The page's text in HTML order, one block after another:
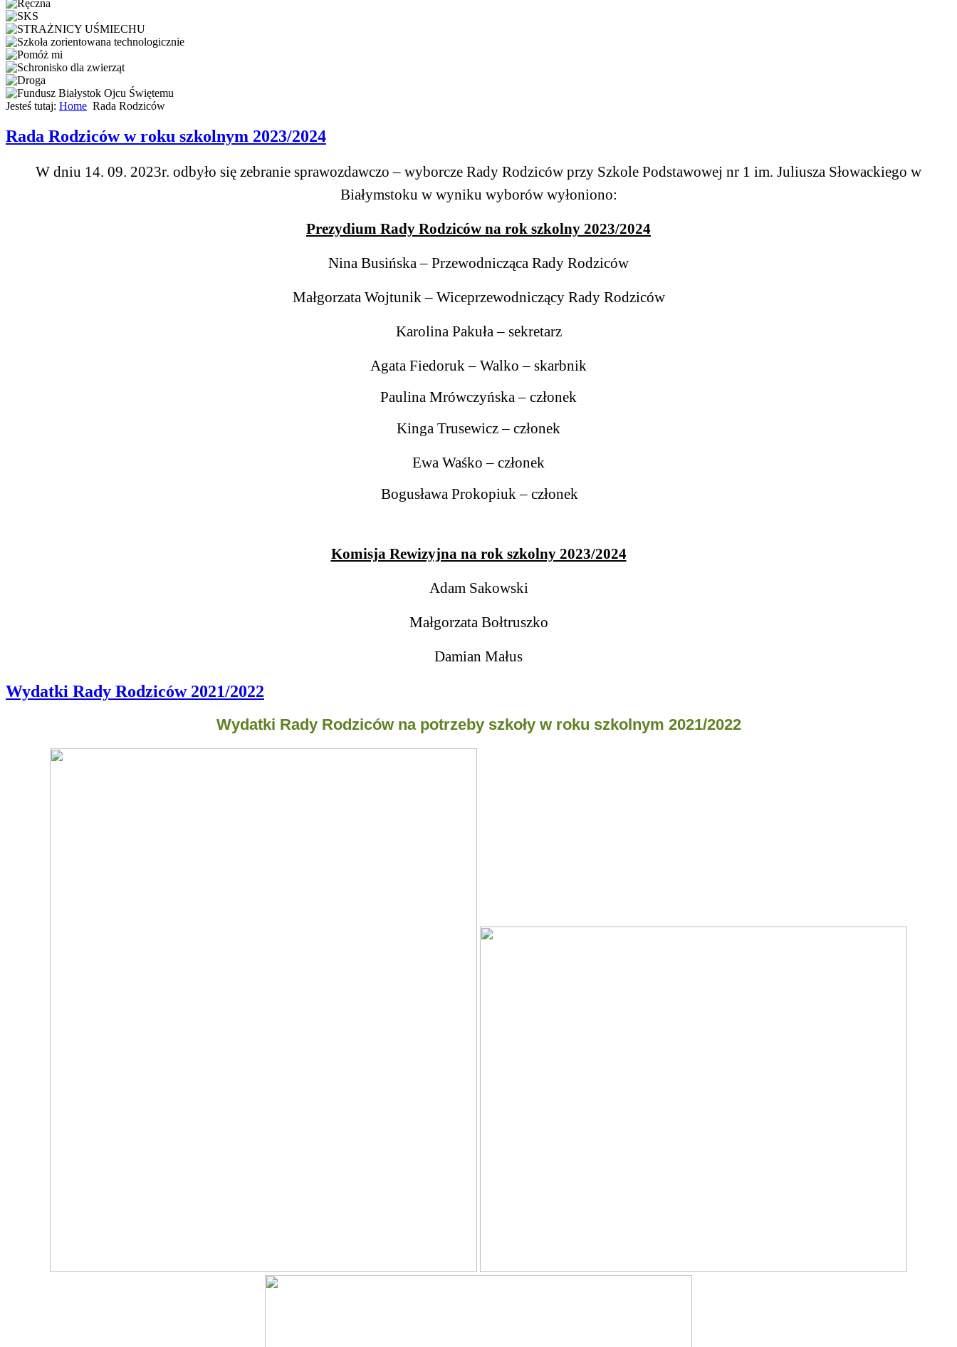
Jesteś tutaj: Home Rada Rodziców
Rada Rodziców w roku szkolnym 2023/2024
W dniu 14. 09. 2023r. odbyło się zebranie sprawozdawczo – wyborcze Rady Rodziców przy Szkole Podstawowej nr 1 im. Juliusza Słowackiego w
Białymstoku w wyniku wyborów wyłoniono:
Prezydium Rady Rodziców na rok szkolny 2023/2024
Nina Busińska – Przewodnicząca Rady Rodziców
Małgorzata Wojtunik – Wiceprzewodniczący Rady Rodziców
Karolina Pakuła – sekretarz
Agata Fiedoruk – Walko – skarbnik
Paulina Mrówczyńska – członek
Kinga Trusewicz – członek
Ewa Waśko – członek
Bogusława Prokopiuk– członek
Komisja Rewizyjna na rok szkolny 2023/2024
Adam Sakowski
Małgorzata Bołtruszko
Damian Małus
Wydatki Rady Rodziców 2021/2022
Wydatki Rady Rodziców na potrzeby szkoły w roku szkolnym 2021/2022